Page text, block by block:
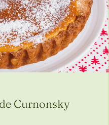
Curnonsky